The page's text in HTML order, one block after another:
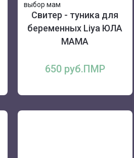
выбор мам
Свитер - туника для
беременных Liya ЮЛА
МАМА
650 руб.ПМР